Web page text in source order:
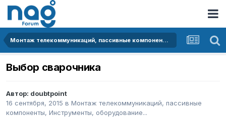
Монтаж телекоммуникаций, пассивные компоненты, Инструменты, оборудование...
Выбор сварочника
Автор: doubtpoint
16 сентября, 2015 в Монтаж телекоммуникаций, пассивные
компоненты, Инструменты, оборудование...